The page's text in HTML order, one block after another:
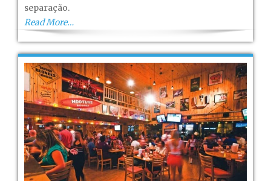
separação.
Read More…